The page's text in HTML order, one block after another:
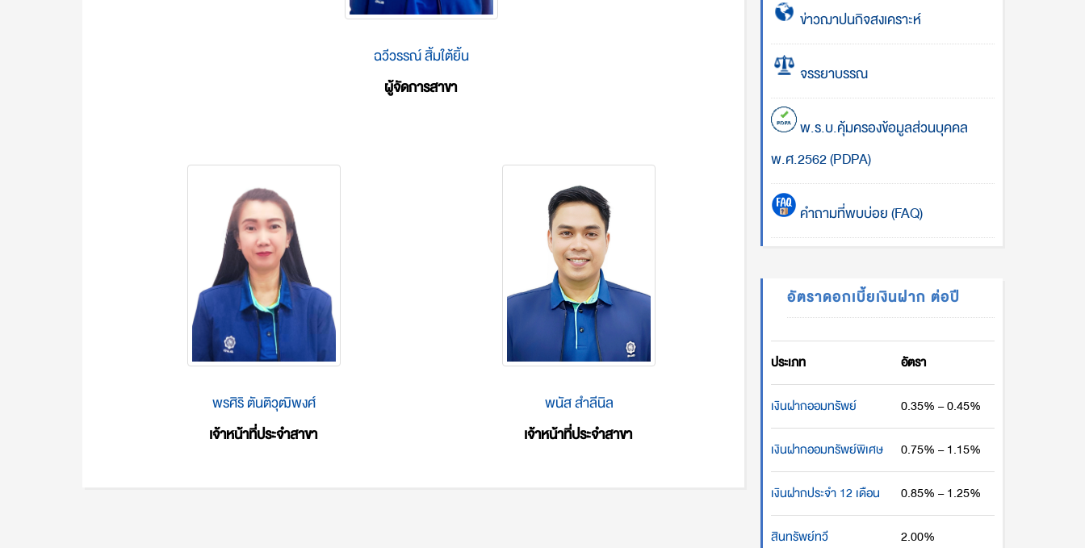
ฉวีวรรณ์ สิ้มใต้ยิ้น
ผู้จัดการสาขา
พรศิริ ตันติวุฒิพงศ์
เจ้าหน้าที่ประจำสาขา
พนัส สำลีนิล
เจ้าหน้าที่ประจำสาขา
ข่าวฌาปนกิจสงเคราะห์
จรรยาบรรณ
พ.ร.บ.คุ้มครองข้อมูลส่วนบุคคล
พ.ศ.2562 (PDPA)
คำถามที่พบบ่อย (FAQ)
อัตราดอกเบี้ยเงินฝาก ต่อปี
ประเภท อัตรา
เงินฝากออมทรัพย์ 0.35% – 0.45%
เงินฝากออมทรัพย์พิเศษ 0.75% – 1.15%
เงินฝากประจำ 12 เดือน 0.85% – 1.25%
สินทรัพย์ทวี 2.00%